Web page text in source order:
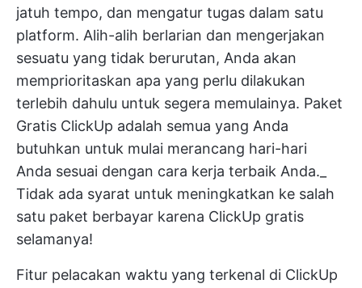
jatuh tempo, dan mengatur tugas dalam satu
platform. Alih-alih berlarian dan mengerjakan
sesuatu yang tidak berurutan, Anda akan
memprioritaskan apa yang perlu dilakukan
terlebih dahulu untuk segera memulainya. Paket
Gratis ClickUp adalah semua yang Anda
butuhkan untuk mulai merancang hari-hari
Anda sesuai dengan cara kerja terbaik Anda._
Tidak ada syarat untuk meningkatkan ke salah
satu paket berbayar karena ClickUp gratis
selamanya!
Fitur pelacakan waktu yang terkenal di ClickUp